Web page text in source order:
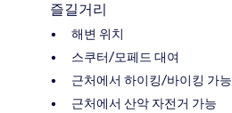
즐길거리
해변 위치
스쿠터/모페드 대여
근처에서 하이킹/바이킹 가능
근처에서 산악 자전거 가능